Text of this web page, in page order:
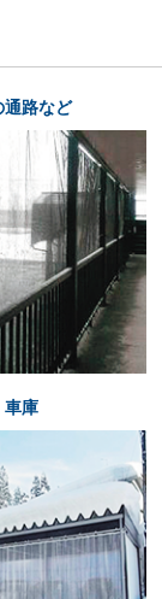
通路など
車庫